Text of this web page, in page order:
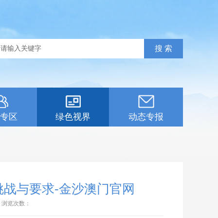
区 绿色视界 动态专报
与要求-金沙澳门官网
浏览次数：